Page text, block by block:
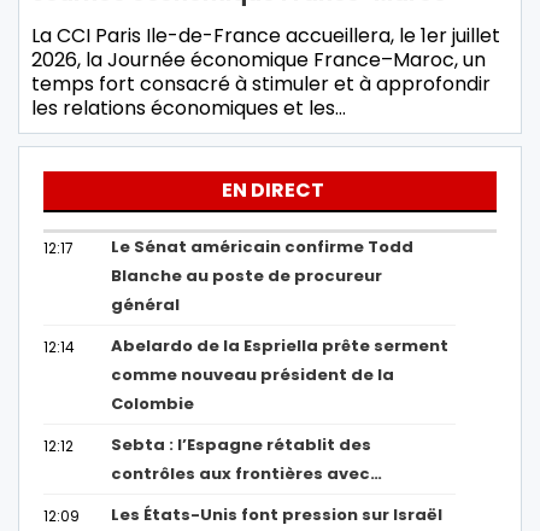
La CCI Paris Ile-de-France accueillera, le 1er juillet
2026, la Journée économique France–Maroc, un
temps fort consacré à stimuler et à approfondir
les relations économiques et les…
EN DIRECT
12:17
Le Sénat américain confirme Todd
Blanche au poste de procureur
général
12:14
Abelardo de la Espriella prête serment
comme nouveau président de la
Colombie
12:12
Sebta : l’Espagne rétablit des
contrôles aux frontières avec…
12:09
Les États-Unis font pression sur Israël